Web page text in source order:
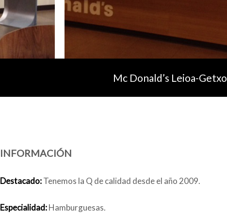
Mc Donald’s Leioa-Getxo
INFORMACIÓN
Destacado:Tenemos la Q de calidad desde el año 2009.
Especialidad:Hamburguesas.